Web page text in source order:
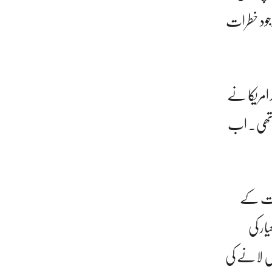
خطرات
امریکا نے
تھی۔ اب
کے
کی
لانے کی